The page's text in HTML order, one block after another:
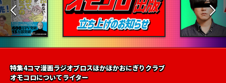
特集4コマ漫画ラジオブロスほかほかおにぎりクラブ
オモコロについてライター